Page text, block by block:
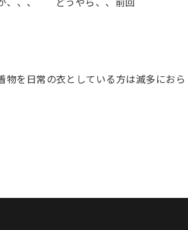
を日常の衣としている方は滅多におら